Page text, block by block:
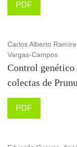
PDF
Carlos Alberto
Vargas-Campos
Control
colectas de
PDF